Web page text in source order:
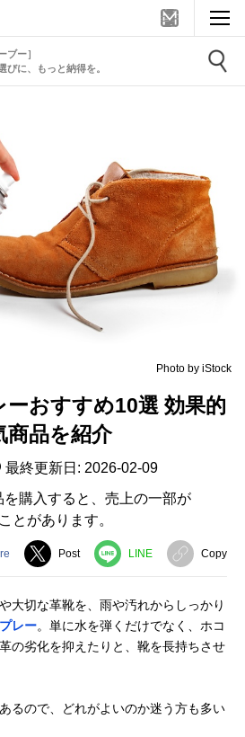
ブー］
びに、もっと納得を。
Photo by iStock
ーおすすめ10選 効果的
商品を紹介
最終更新日: 2026-02-09
購入すると、売上の一部が
とがあります。
Post LINE Copy
大切な革靴を、雨や汚れからしっかり
レー。単に水を弾くだけでなく、ホコ
の劣化を抑えたりと、靴を長持ちさせ
るので、どれがよいのか迷う方も多い